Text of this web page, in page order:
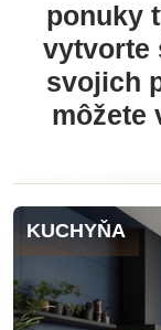
ponuky
vytvorte
svojich
môžete
KUCHYŇA